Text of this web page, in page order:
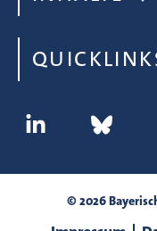
© 2026